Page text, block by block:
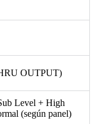
OUTPUT)
Level + High
(según panel)